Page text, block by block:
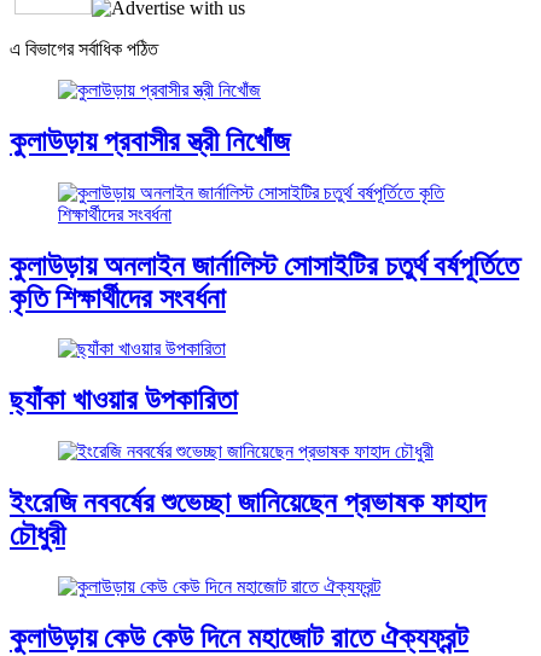
এ বিভাগের সর্বাধিক পঠিত
কুলাউড়ায় প্রবাসীর স্ত্রী নিখোঁজ
কুলাউড়ায় অনলাইন জার্নালিস্ট সোসাইটির চতুর্থ বর্ষপূর্তিতে
কৃতি শিক্ষার্থীদের সংবর্ধনা
ছ্যাঁকা খাওয়ার উপকারিতা
ইংরেজি নববর্ষের শুভেচ্ছা জানিয়েছেন প্রভাষক ফাহাদ
চৌধুরী
কুলাউড়ায় কেউ কেউ দিনে মহাজোট রাতে ঐক্যফ্রন্ট